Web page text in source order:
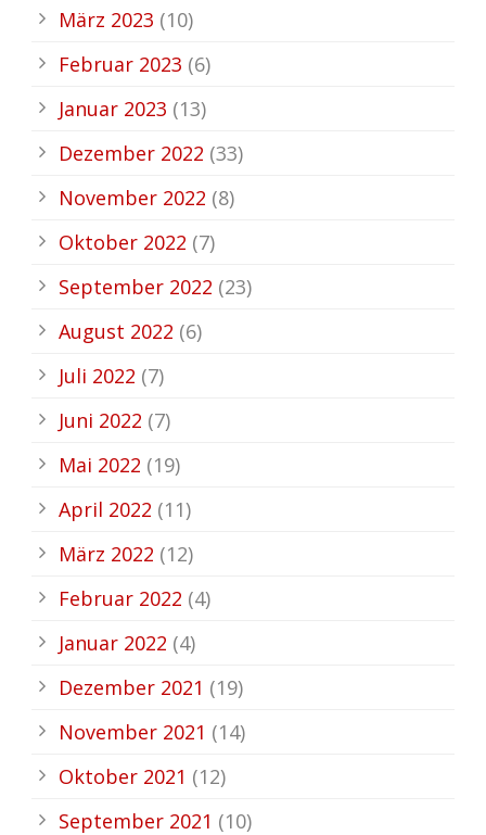
März 2023 (10)
Februar 2023 (6)
Januar 2023 (13)
Dezember 2022 (33)
November 2022 (8)
Oktober 2022 (7)
September 2022 (23)
August 2022 (6)
Juli 2022 (7)
Juni 2022 (7)
Mai 2022 (19)
April 2022 (11)
März 2022 (12)
Februar 2022 (4)
Januar 2022 (4)
Dezember 2021 (19)
November 2021 (14)
Oktober 2021 (12)
September 2021 (10)